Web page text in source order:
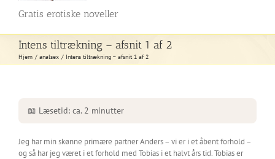
Gratis erotiske noveller
Intens tiltrækning – afsnit 1 af 2
Hjem analsex Intens tiltrækning – afsnit 1 af 2
📖 Læsetid: ca. 2 minutter
Jeg har min skønne primære partner Anders – vi er i et åbent forhold –
og så har jeg været i et forhold med Tobias i et halvt års tid. Tobias er